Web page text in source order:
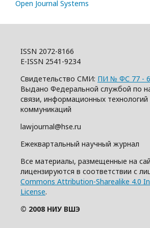
Open Journal Systems
ISSN 2072-8166
E-ISSN 2541-9234
Свидетельство СМИ: ПИ № ФС 77 -
Выдано Федеральной службой по
связи, информационных
коммуникаций
lawjournal@hse.ru
Ежеквартальный научный журнал
Все материалы, размещенные на
лицензируются в соответствии с
Commons Attribution-Sharealike 4.0
License.
© 2008 НИУ ВШЭ